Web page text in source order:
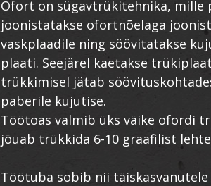
Ofort on sügavtrükitehnika, mille
joonistatakse ofortnõelaga
vaskplaadile ning söövitatakse
plaati. Seejärel kaetakse
trükkimisel jätab
paberile kujutise.
Töötoas valmib üks väike ofordi
jõuab trükkida 6-10 graafilist
Töötuba sobib nii